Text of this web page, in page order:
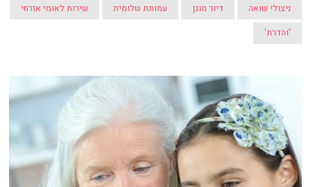
ניצולי שואה דיור מוגן עמותת שלומית
שירות לאומי אזרחי
'והדרת'